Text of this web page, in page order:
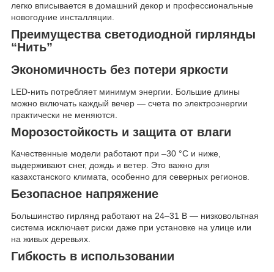
легко вписывается в домашний декор и профессиональные
новогодние инсталляции.
Преимущества светодиодной гирлянды
“Нить”
Экономичность без потери яркости
LED-нить потребляет минимум энергии. Большие длины
можно включать каждый вечер — счета по электроэнергии
практически не меняются.
Морозостойкость и защита от влаги
Качественные модели работают при –30 °C и ниже,
выдерживают снег, дождь и ветер. Это важно для
казахстанского климата, особенно для северных регионов.
Безопасное напряжение
Большинство гирлянд работают на 24–31 В — низковольтная
система исключает риски даже при установке на улице или
на живых деревьях.
Гибкость в использовании